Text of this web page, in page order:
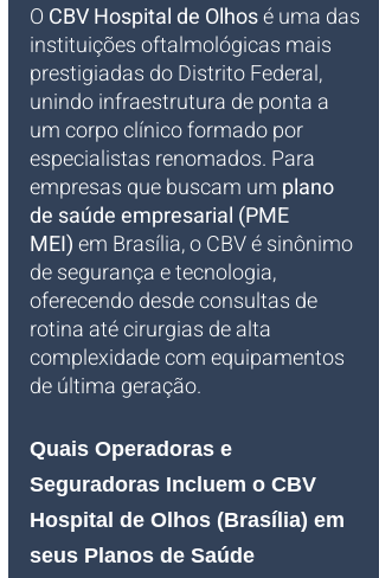
O CBV Hospital de Olhos é uma das
instituições oftalmológicas mais
prestigiadas do Distrito Federal,
unindo infraestrutura de ponta a
um corpo clínico formado por
especialistas renomados. Para
empresas que buscam um plano
de saúde empresarial (PME
MEI) em Brasília, o CBV é sinônimo
de segurança e tecnologia,
oferecendo desde consultas de
rotina até cirurgias de alta
complexidade com equipamentos
de última geração.
Quais Operadoras e
Seguradoras Incluem o CBV
Hospital de Olhos (Brasília) em
seus Planos de Saúde